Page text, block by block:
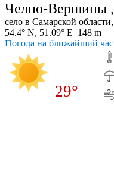
Челно-Вершины ,
село в Самарской области,
54.4° N, 51.09° E 148 m
Погода на ближайший час
29°